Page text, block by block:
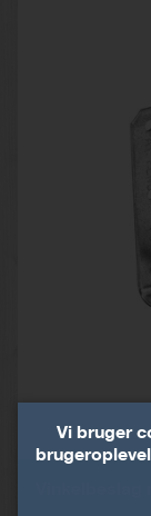
Vinkelbeslag
Vi bruger